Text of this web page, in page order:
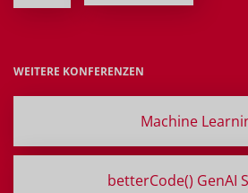
WEITERE KONFERENZEN
Machine
betterCode() GenAI